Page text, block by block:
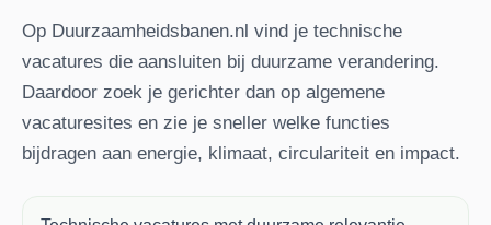
Op Duurzaamheidsbanen.nl vind je technische
vacatures die aansluiten bij duurzame verandering.
Daardoor zoek je gerichter dan op algemene
vacaturesites en zie je sneller welke functies
bijdragen aan energie, klimaat, circulariteit en impact.